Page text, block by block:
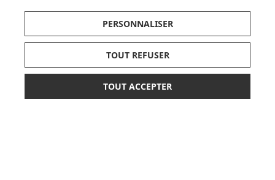
AJOUTER AU PANIER
JE DÉCOUVRE
Pionnier du WEB, leader français de la distribution
sélective en puériculture depuis plus de 15 ans,
Made In Bébé est heureux d'accompagner chaque
PERSONNALISER
TOUT REFUSER
TOUT ACCEPTER